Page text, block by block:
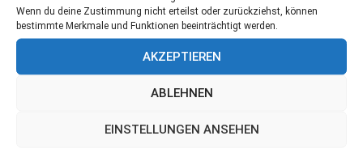
Wenn du deine Zustimmung nicht erteilst oder zurückziehst, können
bestimmte Merkmale und Funktionen beeinträchtigt werden.
AKZEPTIEREN
ABLEHNEN
EINSTELLUNGEN ANSEHEN